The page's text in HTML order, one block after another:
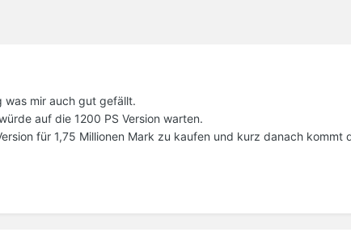
was mir auch gut gefällt.
auf die 1200 PS Version warten.
für 1,75 Millionen Mark zu kaufen und kurz danach kommt